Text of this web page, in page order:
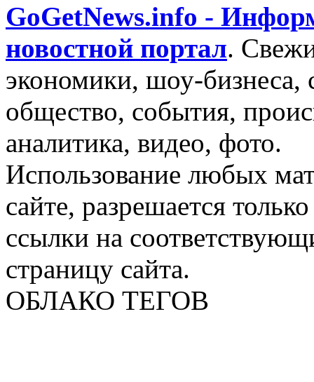
GoGetNews.info -
новостной портал.
экономики, шоу-бизнеса,
общество, события,
аналитика, видео, фото.
Использование любых
сайте, разрешается
ссылки на
страницу сайта.
ОБЛАКО ТЕГОВ